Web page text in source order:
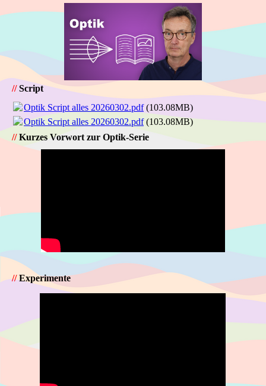
//Script
Optik Script alles 20260302.pdf(103.08MB)
Optik Script alles 20260302.pdf(103.08MB)
//Kurzes Vorwort zur Optik-Serie
//Experimente